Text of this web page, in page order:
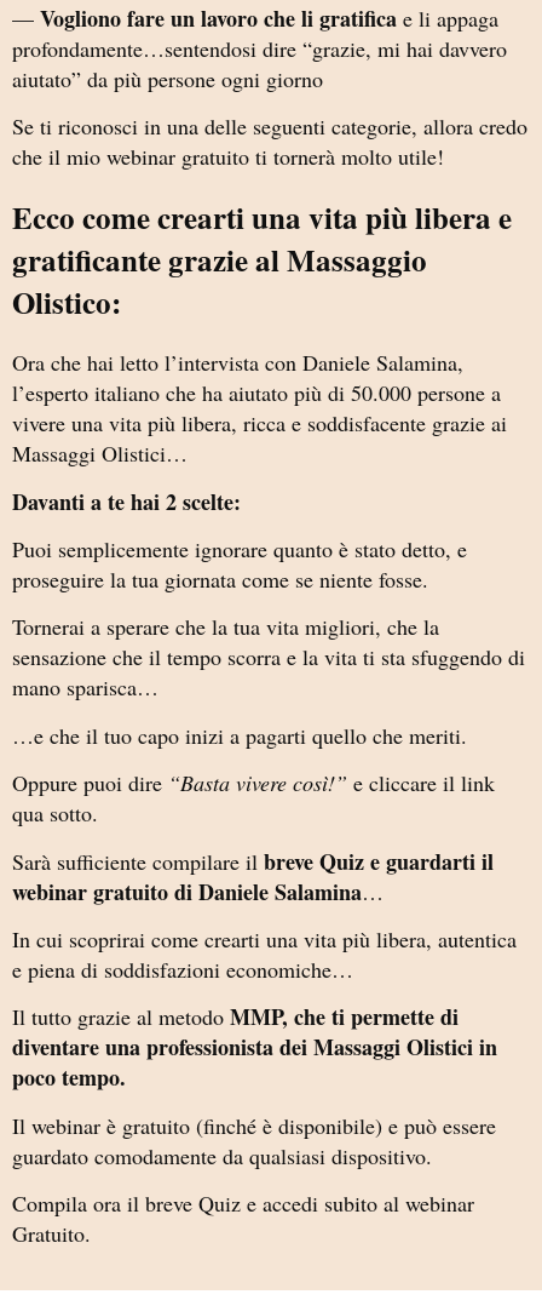
— Vogliono fare un lavoro che li gratifica e li appaga
profondamente…sentendosi dire “grazie, mi hai davvero
aiutato” da più persone ogni giorno
Se ti riconosci in una delle seguenti categorie, allora credo
che il mio webinar gratuito ti tornerà molto utile!
Ecco come crearti una vita più libera e
gratificante grazie al Massaggio
Olistico:
Ora che hai letto l’intervista con Daniele Salamina,
l’esperto italiano che ha aiutato più di 50.000 persone a
vivere una vita più libera, ricca e soddisfacente grazie ai
Massaggi Olistici…
Davanti a te hai 2 scelte:
Puoi semplicemente ignorare quanto è stato detto, e
proseguire la tua giornata come se niente fosse.
Tornerai a sperare che la tua vita migliori, che la
sensazione che il tempo scorra e la vita ti sta sfuggendo di
mano sparisca…
…e che il tuo capo inizi a pagarti quello che meriti.
Oppure puoi dire “Basta vivere così!” e cliccare il link
qua sotto.
Sarà sufficiente compilare il breve Quiz e guardarti il
webinar gratuito di Daniele Salamina…
In cui scoprirai come crearti una vita più libera, autentica
e piena di soddisfazioni economiche…
Il tutto grazie al metodo MMP, che ti permette di
diventare una professionista dei Massaggi Olistici in
poco tempo.
Il webinar è gratuito (finché è disponibile) e può essere
guardato comodamente da qualsiasi dispositivo.
Compila ora il breve Quiz e accedi subito al webinar
Gratuito.